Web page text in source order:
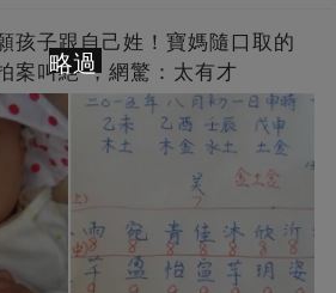
孩子跟自己姓！寶媽隨口取的
案叫絕 ，網驚：太有才
略過